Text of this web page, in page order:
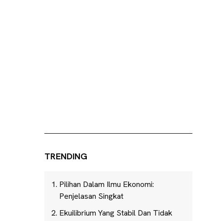
TRENDING
Pilihan Dalam Ilmu Ekonomi:
Penjelasan Singkat
Ekuilibrium Yang Stabil Dan Tidak